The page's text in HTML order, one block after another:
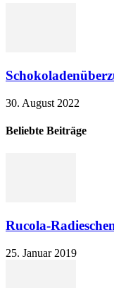
30. August 2022
Beliebte Beiträge
Rucola-
25. Januar 2019